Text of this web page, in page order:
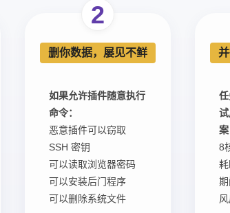
2
删你数据，屡见不鲜
如果允许插件随意执行
命令：
恶意插件可以窃取
SSH 密钥
可以读取浏览器密码
可以安装后门程序
可以删除系统文件
案
8